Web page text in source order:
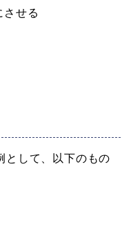
せる
して、以下のもの